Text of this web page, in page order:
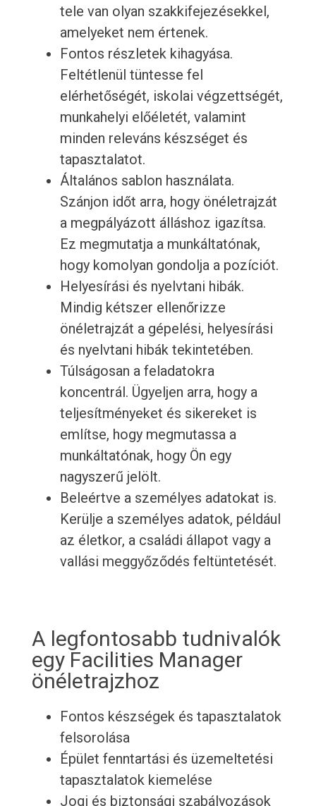
tele van olyan szakkifejezésekkel,
amelyeket nem értenek.
Fontos részletek kihagyása.
Feltétlenül tüntesse fel
elérhetőségét, iskolai végzettségét,
munkahelyi előéletét, valamint
minden releváns készséget és
tapasztalatot.
Általános sablon használata.
Szánjon időt arra, hogy önéletrajzát
a megpályázott álláshoz igazítsa.
Ez megmutatja a munkáltatónak,
hogy komolyan gondolja a pozíciót.
Helyesírási és nyelvtani hibák.
Mindig kétszer ellenőrizze
önéletrajzát a gépelési, helyesírási
és nyelvtani hibák tekintetében.
Túlságosan a feladatokra
koncentrál. Ügyeljen arra, hogy a
teljesítményeket és sikereket is
említse, hogy megmutassa a
munkáltatónak, hogy Ön egy
nagyszerű jelölt.
Beleértve a személyes adatokat is.
Kerülje a személyes adatok, például
az életkor, a családi állapot vagy a
vallási meggyőződés feltüntetését.
A legfontosabb tudnivalók
egy Facilities Manager
önéletrajzhoz
Fontos készségek és tapasztalatok
felsorolása
Épület fenntartási és üzemeltetési
tapasztalatok kiemelése
Jogi és biztonsági szabályozások